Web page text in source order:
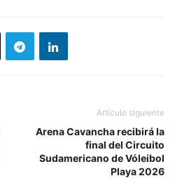
Artículo siguiente
Arena Cavancha recibirá la
final del Circuito
Sudamericano de Vóleibol
Playa 2026